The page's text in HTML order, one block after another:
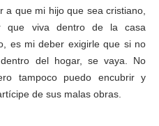
a que mi hijo que sea cristiano,
que viva dentro de la casa
es mi deber exigirle que si no
del hogar, se vaya. No
tampoco puedo encubrir y
de sus malas obras.